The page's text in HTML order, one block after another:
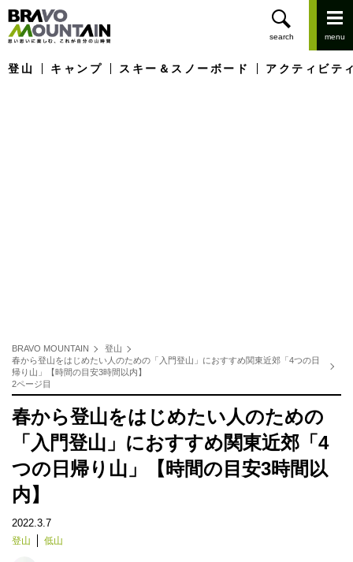
登山 キャンプ スキー＆スノーボード アクティビテ
BRAVO MOUNTAIN
登山
春から登山をはじめたい人のための「入門登山」におすすめ関東近郊「4つの日
帰り山」【時間の目安3時間以内】
2ページ目
春から登山をはじめたい人のための
「入門登山」におすすめ関東近郊「4
つの日帰り山」【時間の目安3時間以
内】
2022.3.7
登山 低山